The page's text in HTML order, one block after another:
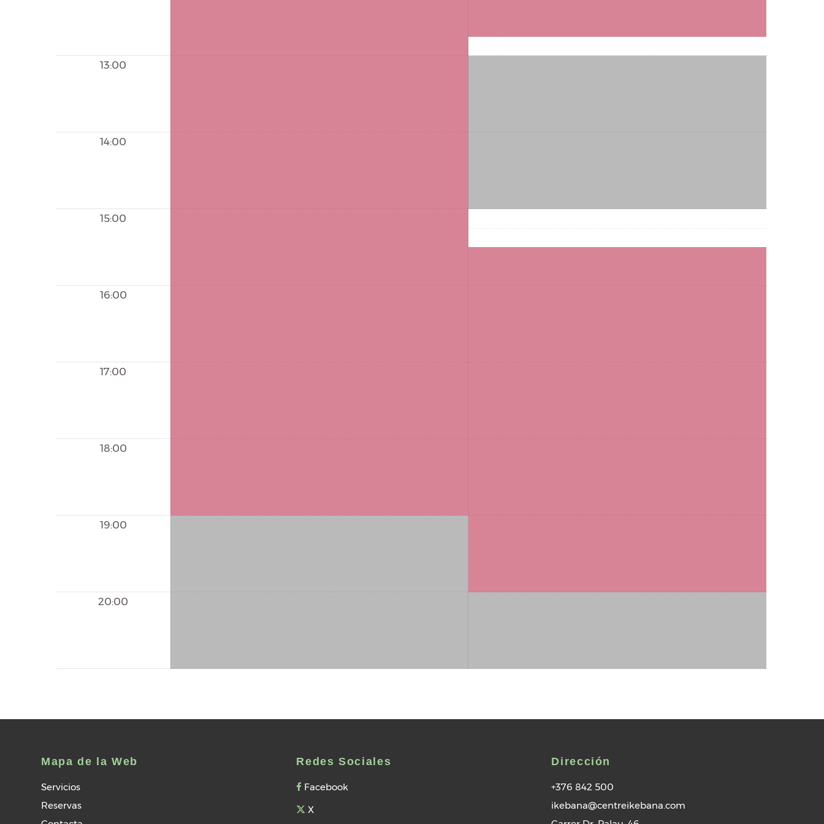
13:00
14:00
15:00
16:00
17:00
18:00
19:00
20:00
Mapa de la Web
Servicios
Reservas
Redes Sociales
Facebook
X
Dirección
+376 842 500
ikebana@centreikebana.com